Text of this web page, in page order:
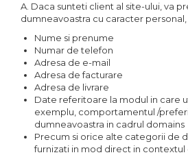
A. Daca sunteti client al site-ului, va
dumneavoastra cu caracter personal,
Nume si prenume
Numar de telefon
Adresa de e-mail
Adresa de facturare
Adresa de livrare
Date referitoare la modul in care
exemplu, comportamentul /
dumneavoastra in cadrul domains
Precum si orice alte categorii de
furnizati in mod direct in